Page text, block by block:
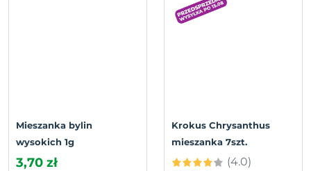
Mieszanka bylin
wysokich 1g
3,70 zł
Krokus Chrysanthus
mieszanka 7szt.
(4.0)